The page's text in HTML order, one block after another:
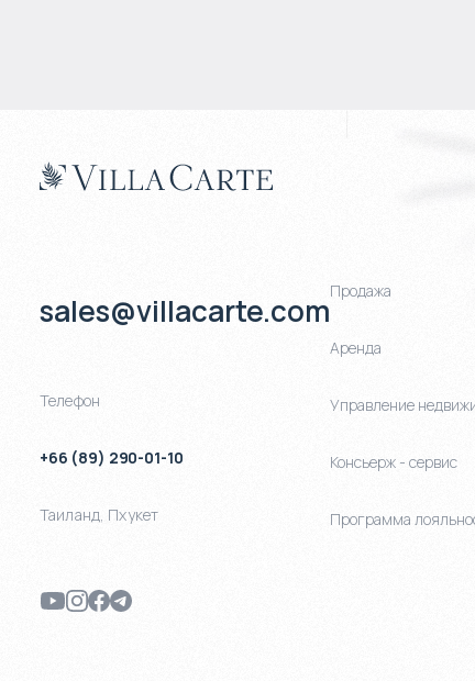
sales@villacarte.com
Телефон
+66 (89) 290-01-10
Таиланд Пхукет
Продажа
Аренда
Управление
Консьерж - сервис
Программа